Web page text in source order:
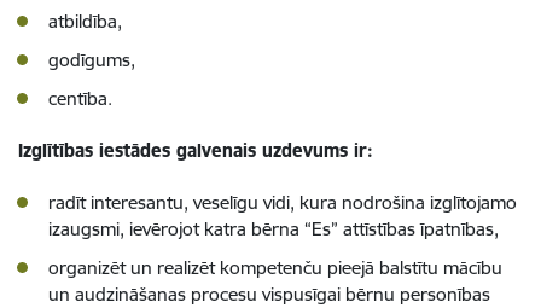
atbildība,
godīgums,
centība.
Izglītības iestādes galvenais uzdevums ir:
radīt interesantu, veselīgu vidi, kura nodrošina izglītojamo
izaugsmi, ievērojot katra bērna “Es” attīstības īpatnības,
organizēt un realizēt kompetenču pieejā balstītu mācību
un audzināšanas procesu vispusīgai bērnu personības